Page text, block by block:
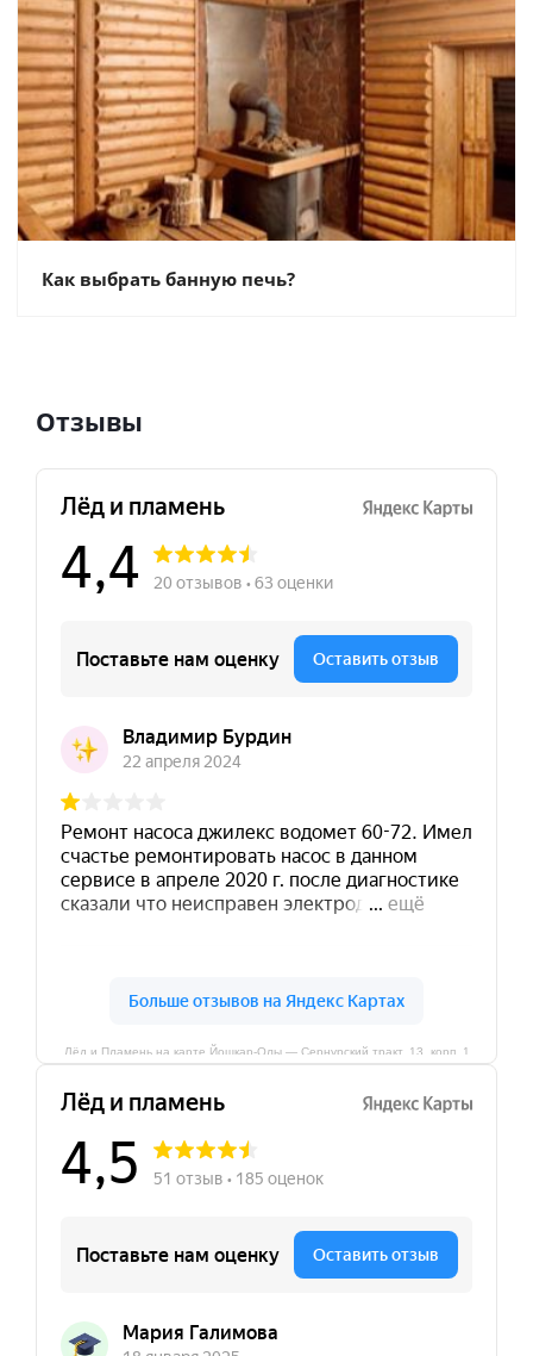
Как выбрать банную печь?
Отзывы
Лёд и Пламень на карте Йошкар‑Олы — Сернурский тракт, 13, корп. 1